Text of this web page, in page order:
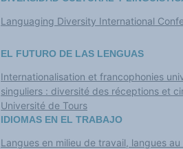
Languaging Diversity International
EL FUTURO DE LAS LENGUAS
Internationalisation et francophonies
singuliers : diversité des réceptions et
Université de Tours
IDIOMAS EN EL TRABAJO
Langues en milieu de travail, langues